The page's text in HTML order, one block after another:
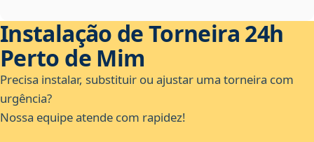
Instalação de Torneira 24h
Perto de Mim
Precisa instalar, substituir ou ajustar uma torneira com
urgência?
Nossa equipe atende com rapidez!